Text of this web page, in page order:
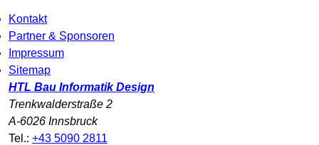
Kontakt
Partner & Sponsoren
Impressum
Sitemap
HTL Bau Informatik Design
Trenkwalderstraße 2
A-6026 Innsbruck
Tel.: +43 5090 2811